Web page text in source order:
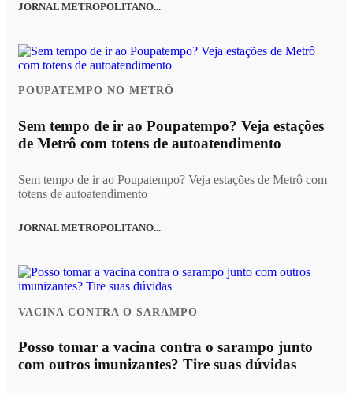
JORNAL METROPOLITANO...
POUPATEMPO NO METRÔ
Sem tempo de ir ao Poupatempo? Veja estações
de Metrô com totens de autoatendimento
Sem tempo de ir ao Poupatempo? Veja estações de Metrô com
totens de autoatendimento
JORNAL METROPOLITANO...
VACINA CONTRA O SARAMPO
Posso tomar a vacina contra o sarampo junto
com outros imunizantes? Tire suas dúvidas